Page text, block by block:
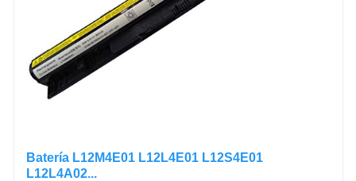
Batería L12M4E01 L12L4E01 L12S4E01
L12L4A02...